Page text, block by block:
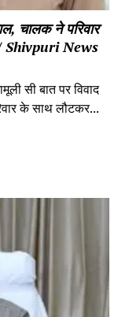
चालक ने परिवार
/ Shivpuri News
सी बात पर विवाद
के साथ लौटकर...